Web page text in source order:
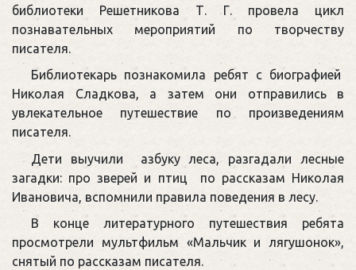
библиотеки Решетникова Т. Г. провела цикл
познавательных мероприятий по творчеству
писателя.
Библиотекарь познакомила ребят с биографией
Николая Сладкова, а затем они отправились в
увлекательное путешествие по произведениям
писателя.
Дети выучили азбуку леса, разгадали лесные
загадки: про зверей и птиц по рассказам Николая
Ивановича, вспомнили правила поведения в лесу.
В конце литературного путешествия ребята
просмотрели мультфильм «Мальчик и лягушонок»,
снятый по рассказам писателя.